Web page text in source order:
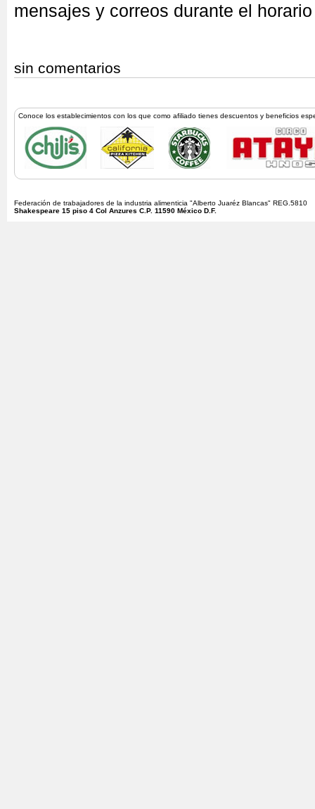
mensajes y correos durante el horario
sin comentarios
Conoce los establecimientos con los que como afiliado tienes descuentos y beneficios
Federación de trabajadores de la industria alimenticia "Alberto Juaréz Blancas" REG.5810
Shakespeare 15 piso 4 Col Anzures C.P. 11590 México D.F.